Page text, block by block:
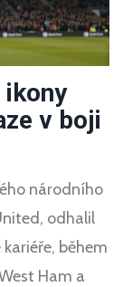
ikony
v boji
národního
odhalil
během
Ham a